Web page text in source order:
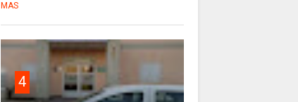
MAS
4